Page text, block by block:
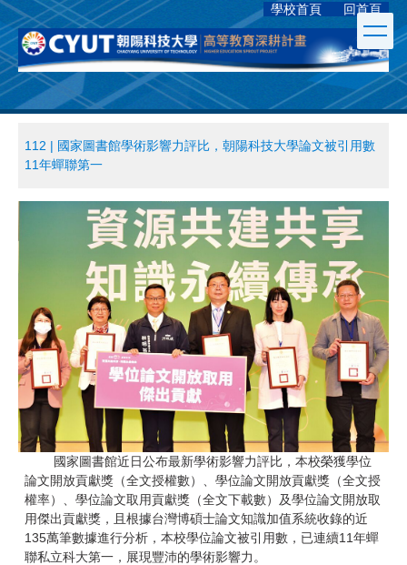
跳
到
主
要
內
容
學校首頁 回首頁
112 | 國家圖書館學術影響力評比，朝陽科技大學論文被引用數
11年蟬聯第一
國家圖書館近日公布最新學術影響力評比，本校榮獲學位
論文開放貢獻獎（全文授權數）、學位論文開放貢獻獎（全文授
權率）、學位論文取用貢獻獎（全文下載數）及學位論文開放取
用傑出貢獻獎，且根據台灣博碩士論文知識加值系統收錄的近
135萬筆數據進行分析，本校學位論文被引用數，已連續11年蟬
聯私立科大第一，展現豐沛的學術影響力。